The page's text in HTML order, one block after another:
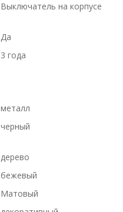
Выключатель на корпусе
Да
3 года
металл
черный
дерево
бежевый
Матовый